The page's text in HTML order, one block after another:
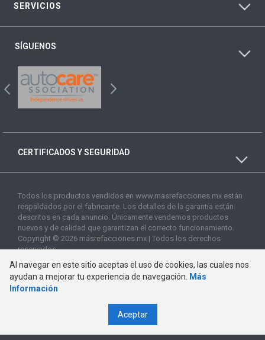
SERVICIOS
SÍGUENOS
CERTIFICADOS Y SEGURIDAD
Todos los productos vendidos en www.masrefacciones.mx están
respaldados por el fabricante. Los detalles de la garantía están
descritos en cada anuncio. Únicamente vendemos productos
nuevos y de calidad que garantizan el correcto funcionamiento.
Copyright © 2026 másrefacciones.mx | Todos los derechos
reservados
Al navegar en este sitio aceptas el uso de cookies, las cuales nos
ayudan a mejorar tu experiencia de navegación.
Más
Información
Aceptar